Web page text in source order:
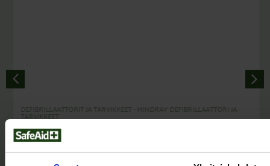
DEFIBRILLAATTORIT JA TARVIKKEET• MINDRAY DEFIBRILLAATTORI JA
TARVIKKEET
englanti
1.580,00€(Sis. Alv1.982,90€)